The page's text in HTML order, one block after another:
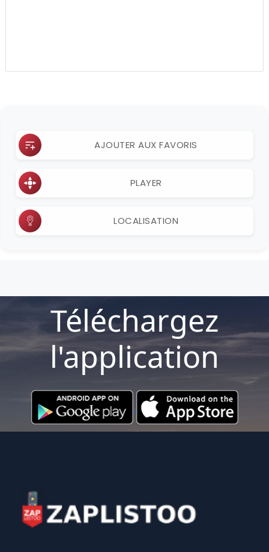
AJOUTER AUX FAVORIS
PLAYER
LOCALISATION
Téléchargez
l'application